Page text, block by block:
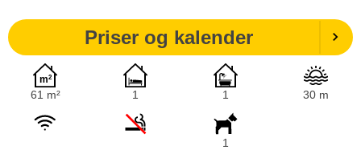
Priser og kalender
61 m² 1 1 30 m
1